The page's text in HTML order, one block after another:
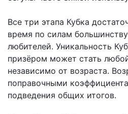
Все три этапа Кубка
время по силам
любителей. Уникальность
призёром может стать
независимо от возраста.
поправочными
подведения общих итогов.